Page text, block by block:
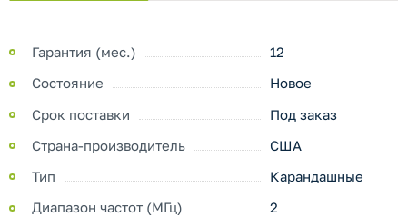
Гарантия (мес.)
12
Состояние
Новое
Срок поставки
Под заказ
Страна-производитель
США
Тип
Карандашные
Диапазон частот (МГц)
2